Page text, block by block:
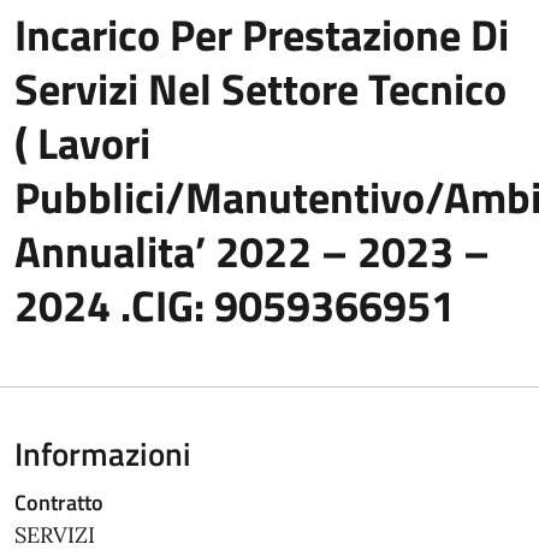
Incarico Per Prestazione Di
Servizi Nel Settore Tecnico
( Lavori
Pubblici/Manutentivo/
Annualita’ 2022 – 2023 –
2024 .CIG: 9059366951
Informazioni
Contratto
SERVIZI